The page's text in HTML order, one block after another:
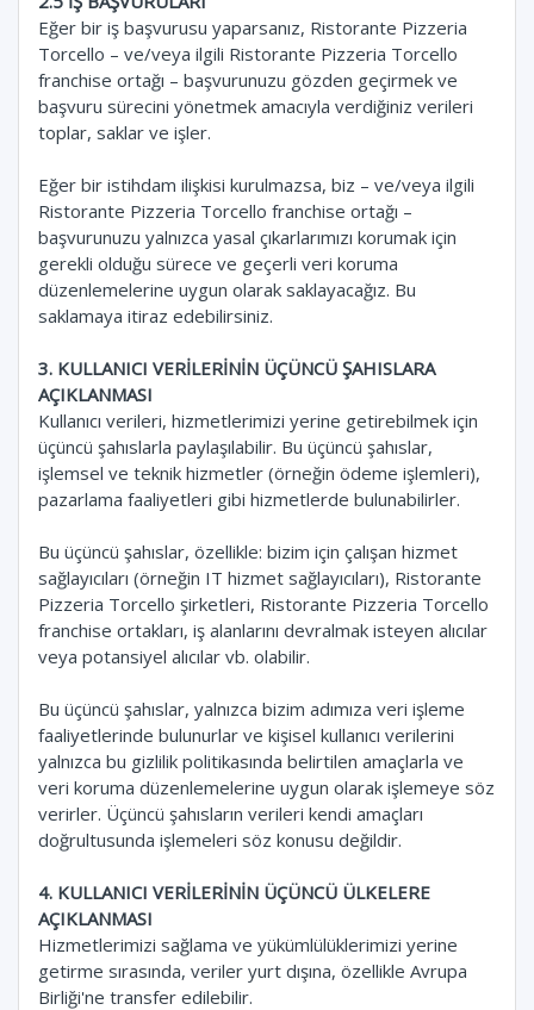
Eğer bir iş başvurusu yaparsanız, Ristorante Pizzeria
Torcello – ve/veya ilgili Ristorante Pizzeria Torcello
franchise ortağı – başvurunuzu gözden geçirmek ve
başvuru sürecini yönetmek amacıyla verdiğiniz verileri
toplar, saklar ve işler.
Eğer bir istihdam ilişkisi kurulmazsa, biz – ve/veya ilgili
Ristorante Pizzeria Torcello franchise ortağı –
başvurunuzu yalnızca yasal çıkarlarımızı korumak için
gerekli olduğu sürece ve geçerli veri koruma
düzenlemelerine uygun olarak saklayacağız. Bu
saklamaya itiraz edebilirsiniz.
3. KULLANICI VERİLERİNİN ÜÇÜNCÜ ŞAHISLARA
AÇIKLANMASI
Kullanıcı verileri, hizmetlerimizi yerine getirebilmek için
üçüncü şahıslarla paylaşılabilir. Bu üçüncü şahıslar,
işlemsel ve teknik hizmetler (örneğin ödeme işlemleri),
pazarlama faaliyetleri gibi hizmetlerde bulunabilirler.
Bu üçüncü şahıslar, özellikle: bizim için çalışan hizmet
sağlayıcıları (örneğin IT hizmet sağlayıcıları), Ristorante
Pizzeria Torcello şirketleri, Ristorante Pizzeria Torcello
franchise ortakları, iş alanlarını devralmak isteyen alıcılar
veya potansiyel alıcılar vb. olabilir.
Bu üçüncü şahıslar, yalnızca bizim adımıza veri işleme
faaliyetlerinde bulunurlar ve kişisel kullanıcı verilerini
yalnızca bu gizlilik politikasında belirtilen amaçlarla ve
veri koruma düzenlemelerine uygun olarak işlemeye söz
verirler. Üçüncü şahısların verileri kendi amaçları
doğrultusunda işlemeleri söz konusu değildir.
4. KULLANICI VERİLERİNİN ÜÇÜNCÜ ÜLKELERE
AÇIKLANMASI
Hizmetlerimizi sağlama ve yükümlülüklerimizi yerine
getirme sırasında, veriler yurt dışına, özellikle Avrupa
Birliği'ne transfer edilebilir.